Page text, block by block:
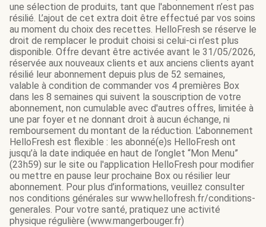
une sélection de produits, tant que l'abonnement n’est pas
résilié. L’ajout de cet extra doit être effectué par vos soins
au moment du choix des recettes. HelloFresh se réserve le
droit de remplacer le produit choisi si celui-ci n’est plus
disponible. Offre devant être activée avant le 31/05/2026,
réservée aux nouveaux clients et aux anciens clients ayant
résilié leur abonnement depuis plus de 52 semaines,
valable à condition de commander vos 4 premières Box
dans les 8 semaines qui suivent la souscription de votre
abonnement, non cumulable avec d'autres offres, limitée à
une par foyer et ne donnant droit à aucun échange, ni
remboursement du montant de la réduction. L’abonnement
HelloFresh est flexible : les abonné(e)s HelloFresh ont
jusqu’à la date indiquée en haut de l’onglet “Mon Menu”
(23h59) sur le site ou l'application HelloFresh pour modifier
ou mettre en pause leur prochaine Box ou résilier leur
abonnement. Pour plus d’informations, veuillez consulter
nos conditions générales sur www.hellofresh.fr/conditions-
generales. Pour votre santé, pratiquez une activité
physique régulière (www.mangerbouger.fr)